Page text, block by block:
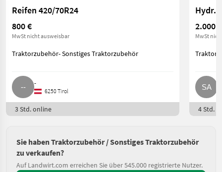
Reifen 420/70R24
800 €
MwSt nicht ausweisbar
Traktorzubehör- Sonstiges Traktorzubehör
-
6250 Tirol
3 Std. online
2.000 €
MwSt
4 Std.
Sie haben Traktorzubehör / Sonstiges Traktorzubehör
zu verkaufen?
Auf Landwirt.com erreichen Sie über 545.000 registrierte Nutzer.